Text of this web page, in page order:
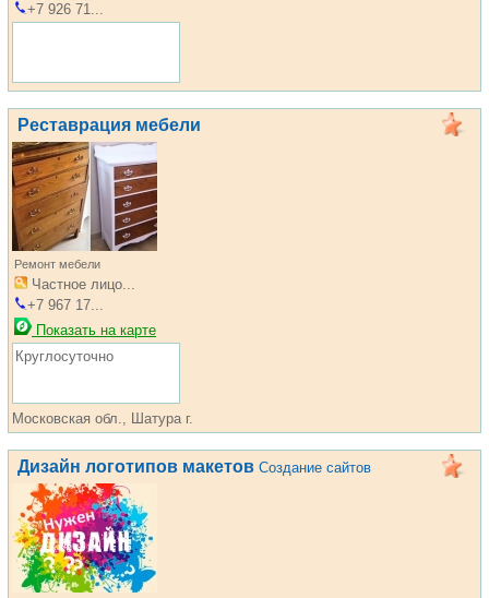
+7 926 71...
Реставрация мебели
Ремонт мебели
Частное лицо...
+7 967 17...
Показать на карте
Круглосуточно
Московская обл., Шатура г.
Дизайн логотипов макетов Создание сайтов